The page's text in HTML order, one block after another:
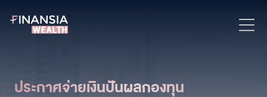
ประกาศจ่ายเงินปันผลกองทุน